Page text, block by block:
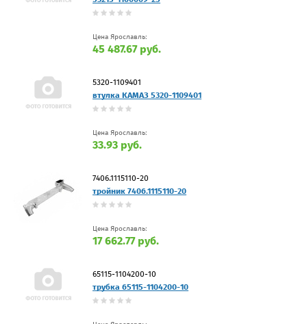
Цена Ярославль:
45 487.67 руб.
5320-1109401
втулка КАМАЗ 5320-1109401
Цена Ярославль:
33.93 руб.
7406.1115110-20
тройник 7406.1115110-20
Цена Ярославль:
17 662.77 руб.
65115-1104200-10
трубка 65115-1104200-10